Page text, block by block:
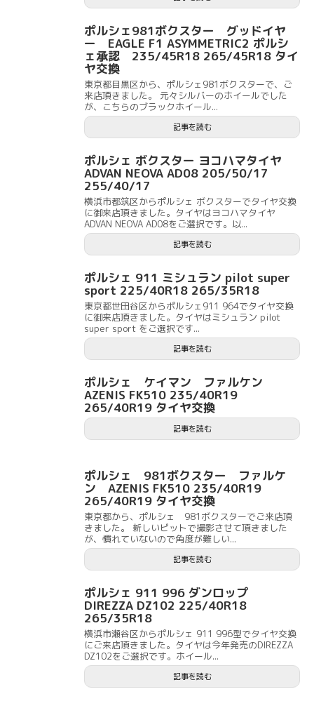
ポルシェ981ボクスター グッドイヤ
ー EAGLE F1 ASYMMETRIC2 ポルシ
ェ承認 235/45R18 265/45R18 タイ
ヤ交換
東京都目黒区から、ポルシェ981ボクスターで、ご
来店頂きました。 元々シルバーのホイールでした
が、こちらのブラックホイール...
記事を読む
ポルシェ ボクスター ヨコハマタイヤ
ADVAN NEOVA AD08 205/50/17
255/40/17
横浜市都筑区からポルシェ ボクスターでタイヤ交換
に御来店頂きました。タイヤはヨコハマタイヤ
ADVAN NEOVA AD08をご選択です。以...
記事を読む
ポルシェ 911 ミシュラン pilot super
sport 225/40R18 265/35R18
東京都世田谷区からポルシェ911 964でタイヤ交換
に御来店頂きました。タイヤはミシュラン pilot
super sport をご選択です...
記事を読む
ポルシェ ケイマン ファルケン
AZENIS FK510 235/40R19
265/40R19 タイヤ交換
記事を読む
ポルシェ 981ボクスター ファルケ
ン AZENIS FK510 235/40R19
265/40R19 タイヤ交換
東京都から、ポルシェ 981ボクスターでご来店頂
きました。 新しいピットで撮影させて頂きました
が、慣れていないので角度が難しい...
記事を読む
ポルシェ 911 996 ダンロップ
DIREZZA DZ102 225/40R18
265/35R18
横浜市瀬谷区からポルシェ 911 996型でタイヤ交換
にご来店頂きました。タイヤは今年発売のDIREZZA
DZ102をご選択です。ホイール...
記事を読む